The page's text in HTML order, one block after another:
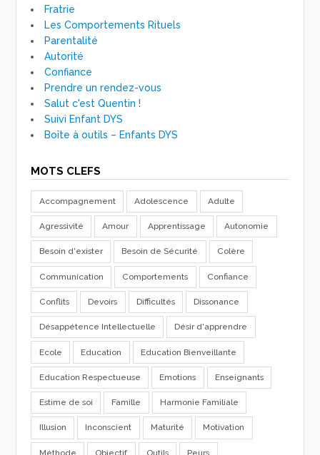
Fratrie
Les Comportements Rituels
Parentalité
Autorité
Confiance
Prendre un rendez-vous
Salut c'est Quentin !
Suivi Enfant DYS
Boîte à outils – Enfants DYS
MOTS CLEFS
Accompagnement Adolescence Adulte
Agressivité Amour Apprentissage Autonomie
Besoin d'exister Besoin de Sécurité Colère
Communication Comportements Confiance
Conflits Devoirs Difficultés Dissonance
Désappétence Intellectuelle Désir d'apprendre
Ecole Education Education Bienveillante
Education Respectueuse Emotions Enseignants
Estime de soi Famille Harmonie Familiale
Illusion Inconscient Maturité Motivation
Méthode Objectif Outils Peurs